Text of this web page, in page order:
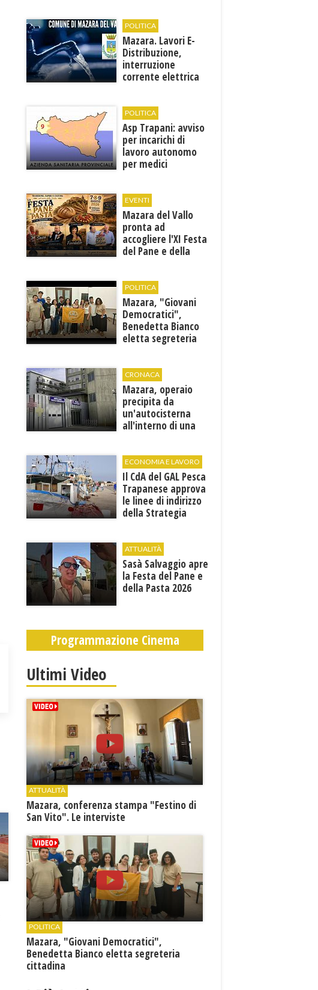
POLITICA
Mazara. Lavori E-
Distribuzione,
interruzione
corrente elettrica
POLITICA
Asp Trapani: avviso
per incarichi di
lavoro autonomo
per medici
EVENTI
Mazara del Vallo
pronta ad
accogliere l'XI Festa
del Pane e della
POLITICA
Mazara, "Giovani
Democratici",
Benedetta Bianco
eletta segreteria
CRONACA
Mazara, operaio
precipita da
un'autocisterna
all'interno di una
Sofia"
ECONOMIA E LAVORO
Il CdA del GAL Pesca
Trapanese approva
le linee di indirizzo
della Strategia
ATTUALITÀ
Sasà Salvaggio apre
la Festa del Pane e
della Pasta 2026
Programmazione Cinema
Ultimi Video
ATTUALITÀ
Mazara, conferenza stampa "Festino di
San Vito". Le interviste
POLITICA
Mazara, "Giovani Democratici",
Benedetta Bianco eletta segreteria
cittadina